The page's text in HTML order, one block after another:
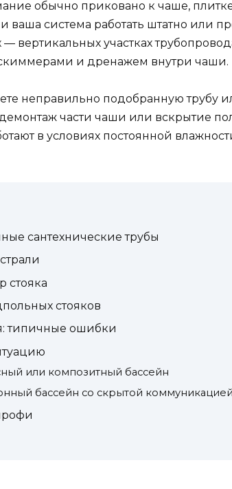
обычно приковано к чаше,
ваша система работать штатно или
вертикальных участках
и дренажем внутри чаши.
неправильно подобранную трубу
части чаши или вскрытие
в условиях постоянной
сантехнические трубы
стояка
стояков
типичные ошибки
или композитный бассейн
бассейн со скрытой коммуникацией